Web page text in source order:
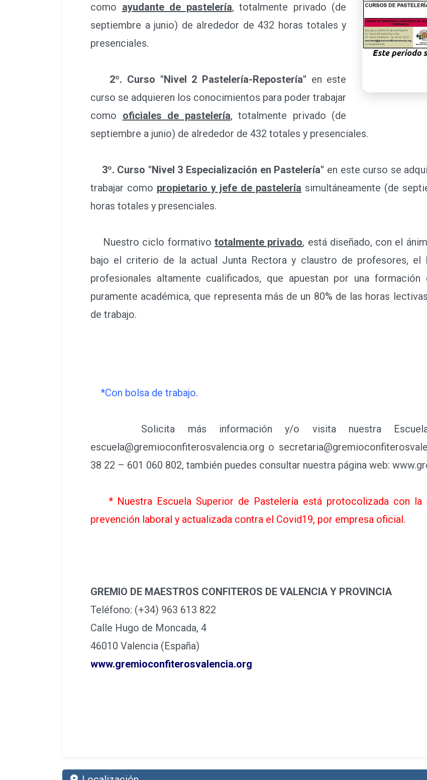
como ayudante de pastelería, totalmente privado (de
septiembre a junio) de alrededor de 432 horas totales y
presenciales.
2º. Curso "Nivel 2 Pastelería-Repostería"en este curso se adquieren
comooficiales de pastelería, totalmente privado (de septiembre a
presenciales.
trabajar comopropietario y jefe de pasteleríasimultáneamente (de
horas totales y presenciales.
bajo el criterio de la actual Junta Rectora y claustro de profesores,
profesionales altamente cualificados, que apuestan por una
puramente académica, que representa más de un 80% de las horas
de trabajo.
escuela@gremioconfiterosvalencia.org o
38 22 – 601 060 802, también puedes consultar nuestra página web:
prevención laboral y actualizada contra el Covid19, por empresa oficial.
Teléfono: (+34) 963 613 822
Calle Hugo de Moncada, 4
46010 Valencia (España)
www.gremioconfiterosvalencia.org